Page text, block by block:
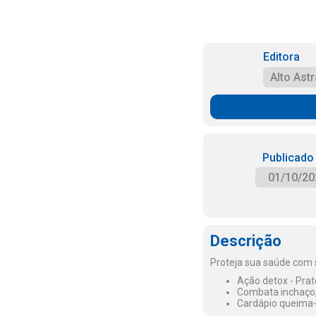
Editora
Alto
01/10/
Descrição
Proteja sua saúde
Ação detox -
Combata
Cardápio